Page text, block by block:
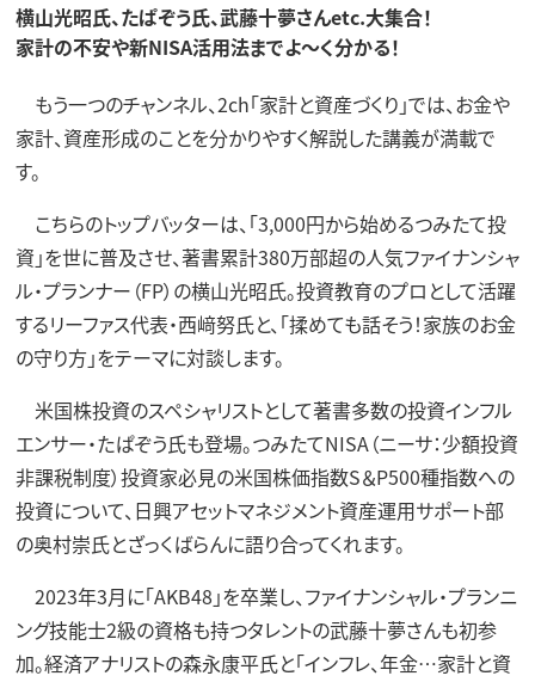
横山光昭氏、たぱぞう氏、武藤十夢さんetc.大集合！
家計の不安や新NISA活用法までよ～く分かる！
もう一つのチャンネル、2ch「家計と資産づくり」では、お金や
家計、資産形成のことを分かりやすく解説した講義が満載で
す。
こちらのトップバッターは、「3,000円から始めるつみたて投
資」を世に普及させ、著書累計380万部超の人気ファイナンシャ
ル・プランナー（FP）の横山光昭氏。投資教育のプロとして活躍
するリーファス代表・西﨑努氏と、「揉めても話そう！家族のお金
の守り方」をテーマに対談します。
米国株投資のスペシャリストとして著書多数の投資インフル
エンサー・たぱぞう氏も登場。つみたてNISA（ニーサ：少額投資
非課税制度）投資家必見の米国株価指数S＆P500種指数への
投資について、日興アセットマネジメント資産運用サポート部
の奥村崇氏とざっくばらんに語り合ってくれます。
2023年3月に「AKB48」を卒業し、ファイナンシャル・プランニ
ング技能士2級の資格も持つタレントの武藤十夢さんも初参
加。経済アナリストの森永康平氏と「インフレ、年金…家計と資